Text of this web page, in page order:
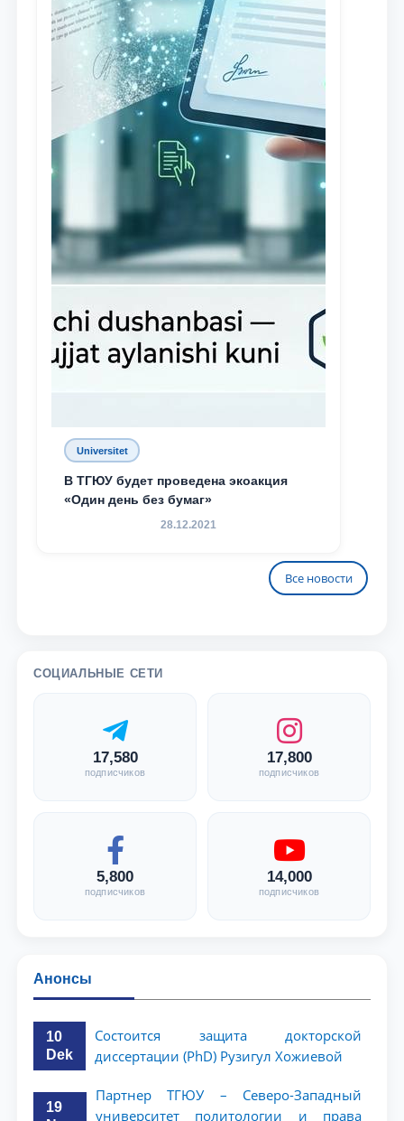
Universitet
В ТГЮУ будет проведена экоакция
«Один день без бумаг»
28.12.2021
Все новости
СОЦИАЛЬНЫЕ СЕТИ
17,580
подписчиков
17,800
подписчиков
5,800
подписчиков
14,000
подписчиков
Анонсы
10
Dek
Состоится защита докторской
диссертации (PhD) Рузигул Xoжиевой
19
Партнер ТГЮУ – Северо-Западный
университет политологии и права